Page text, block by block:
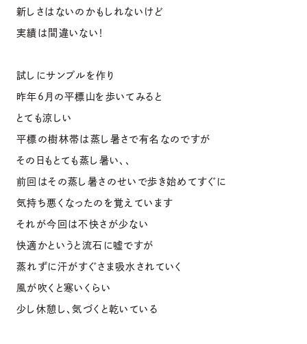
新しさはないのかもしれないけど
実績は間違いない！
試しにサンプルを作り
昨年6月の平標山を歩いてみると
とても涼しい
平標の樹林帯は蒸し暑さで有名なのですが
その日もとても蒸し暑い、、
前回はその蒸し暑さのせいで歩き始めてすぐに
気持ち悪くなったのを覚えています
それが今回は不快さが少ない
快適かというと流石に嘘ですが
蒸れずに汗がすぐさま吸水されていく
風が吹くと寒いくらい
少し休憩し、気づくと乾いている